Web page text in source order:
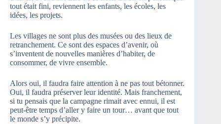
tout était fini, reviennent les enfants, les écoles, les
idées, les projets.
Les villages ne sont plus des musées ou des lieux de
retranchement. Ce sont des espaces d’avenir, où
s’inventent de nouvelles manières d’habiter, de
consommer, de vivre ensemble.
Alors oui, il faudra faire attention à ne pas tout bétonner.
Oui, il faudra préserver leur identité. Mais franchement,
si tu pensais que la campagne rimait avec ennui, il est
peut-être temps d’aller y faire un tour… avant que tout
le monde s’y précipite.